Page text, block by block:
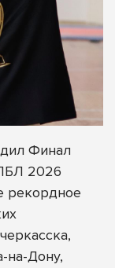
Финал
2026
рекордное
на-Дону,